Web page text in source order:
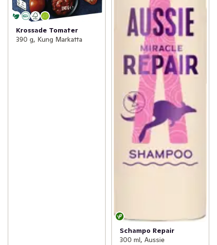
Krossade Tomater
390 g, Kung Markatta
Schampo Repair
300 ml, Aussie